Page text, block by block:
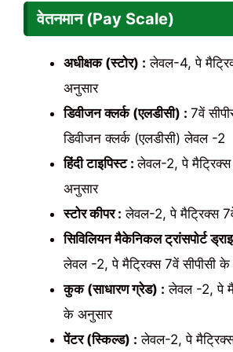
वेतनमान (Pay Scale)
अधीक्षक (स्टोर) : लेवल-4, पे
अनुसार
डिवीजन क्लर्क (एलडीसी) : 7वें
डिवीजन क्लर्क (एलडीसी) लेवल -2
हिंदी टाइपिस्ट :लेवल-2, पे मैट्रिक्स
अनुसार
स्टोर कीपर : लेवल-2, पे मैट्रिक्स
सिविलियन मैकेनिकल ट्रांसपोर्ट
लेवल -2, पे मैट्रिक्स 7वें सीपीसी
कुक (साधारण ग्रेड) : लेवल -2, पे
के अनुसार
पेंटर (स्किल्ड) : लेवल-2, पे